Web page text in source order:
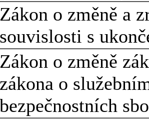
Zákon o změně a
souvislosti s
Zákon o změně
zákona o
bezpečnostních